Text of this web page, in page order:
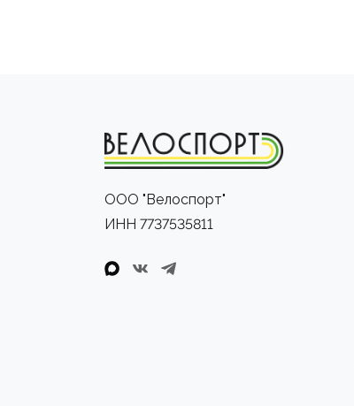
ООО "Велоспорт"
ИНН 7737535811